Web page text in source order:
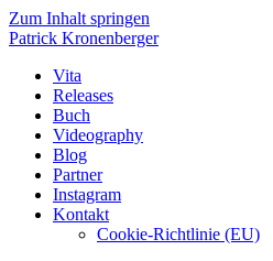
Zum Inhalt springen
Patrick Kronenberger
Vita
Releases
Buch
Videography
Blog
Partner
Instagram
Kontakt
Cookie-Richtlinie (EU)